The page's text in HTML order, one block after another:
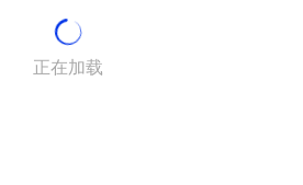
正在加载